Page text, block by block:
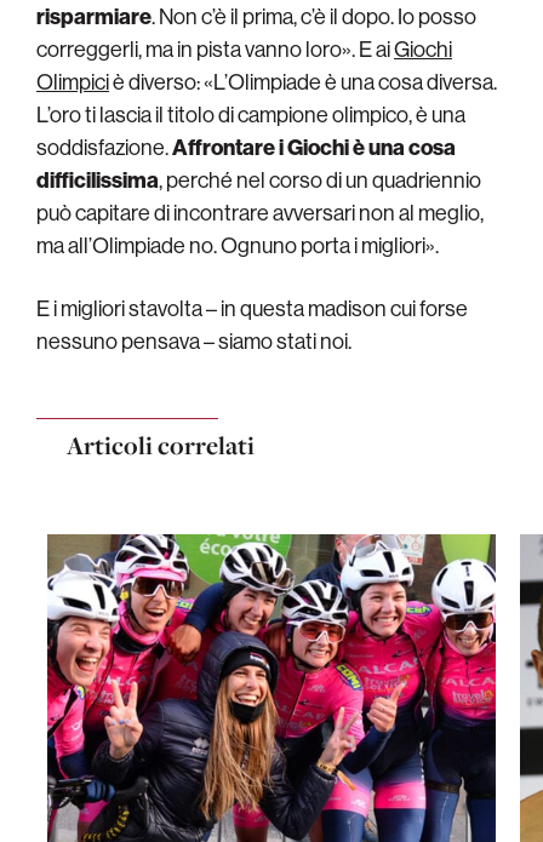
risparmiare. Non c’è il prima, c’è il dopo. Io posso
correggerli, ma in pista vanno loro». E aiGiochi
Olimpiciè diverso: «L’Olimpiade è una cosa diversa.
L’oro ti lascia il titolo di campione olimpico, è una
soddisfazione.Affrontare i Giochi è una cosa
difficilissima, perché nel corso di un quadriennio
può capitare di incontrare avversari non al meglio,
ma all’Olimpiade no. Ognuno porta i migliori».
E i migliori stavolta – in questa madison cui forse
nessuno pensava – siamo stati noi.
Articoli correlati